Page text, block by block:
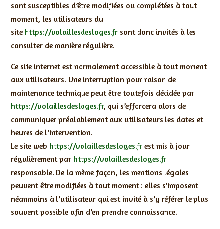
sont susceptibles d’être modifiées ou complétées à tout
moment, les utilisateurs du
site https://volaillesdesloges.frsont donc invités à les
consulter de manière régulière.
Ce site internet est normalement accessible à tout moment
aux utilisateurs. Une interruption pour raison de
maintenance technique peut être toutefois décidée par
https://volaillesdesloges.fr, qui s’efforcera alors de
communiquer préalablement aux utilisateurs les dates et
heures de l’intervention.
Le site web https://volaillesdesloges.frest mis à jour
régulièrement par https://volaillesdesloges.fr
responsable. De la même façon, les mentions légales
peuvent être modifiées à tout moment : elles s’imposent
néanmoins à l’utilisateur qui est invité à s’y référer le plus
souvent possible afin d’en prendre connaissance.